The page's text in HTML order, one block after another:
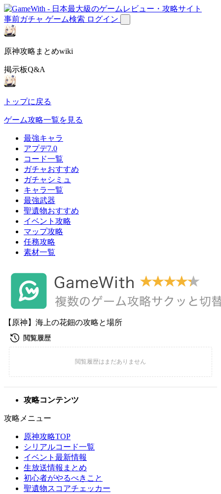
事前ガチャ ゲーム検索 ログイン
原神攻略まとめwiki
掲示板Q&A
トップに戻る
ゲーム攻略一覧を見る
最強キャラ
アプデ7.0
コード一覧
ガチャおすすめ
ガチャシミュ
キャラ一覧
最強武器
聖遺物おすすめ
イベント攻略
マップ攻略
任務攻略
素材一覧
【原神】海上の花鈿の攻略と場所
攻略コンテンツ
攻略メニュー
原神攻略TOP
シリアルコード一覧
イベント最新情報
生放送情報まとめ
初心者がやるべきこと
聖遺物スコアチェッカー